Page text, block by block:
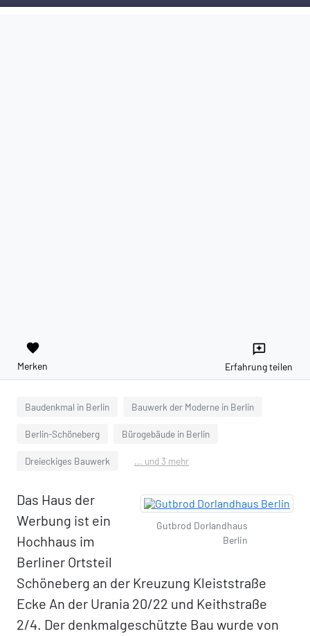
favorite
Merken
reviews
Erfahrung teilen
Baudenkmal in Berlin Bauwerk der Moderne in Berlin
Berlin-Schöneberg Bürogebäude in Berlin
Dreieckiges Bauwerk ... und 3 mehr
Gutbrod Dorlandhaus
Berlin
Das Haus der
Werbung ist ein
Hochhaus im
Berliner Ortsteil
Schöneberg an der Kreuzung Kleiststraße
Ecke An der Urania 20/22 und Keithstraße
2/4. Der denkmalgeschützte Bau wurde von